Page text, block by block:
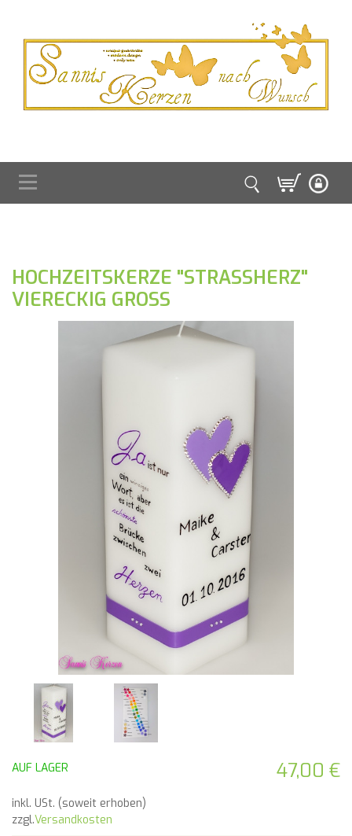
HOCHZEITSKERZE "STRASSHERZ"
VIERECKIG GROSS
47,00 €
AUF LAGER
inkl. USt. (soweit erhoben)
zzgl.Versandkosten